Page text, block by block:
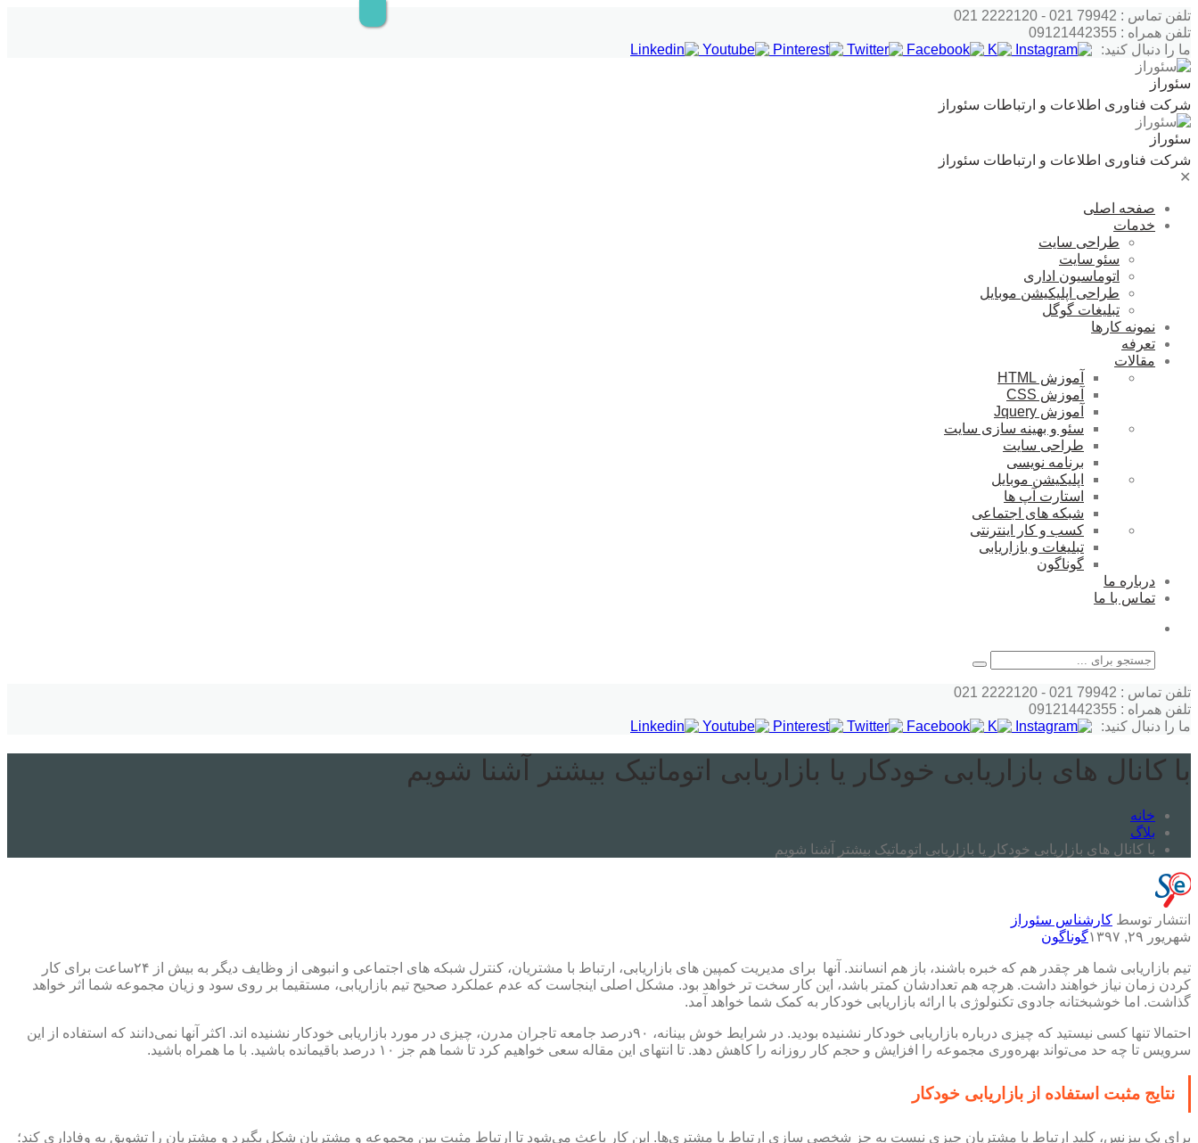
پرش
به
محتوا
تلفن تماس : 79942 021 - 2222120 021
تلفن همراه : 09121442355
ما را دنبال کنید:
سئوراز
شرکت فناوری اطلاعات و ارتباطات سئوراز
سئوراز
شرکت فناوری اطلاعات و ارتباطات سئوراز
✕
صفحه اصلی
خدمات
طراحی سایت
سئو سایت
اتوماسیون اداری
طراحی اپلیکیشن موبایل
تبلیغات گوگل
نمونه کارها
تعرفه
مقالات
آموزش HTML
آموزش CSS
آموزش Jquery
سئو و بهینه سازی سایت
طراحی سایت
برنامه نویسی
اپلیکیشن موبایل
استارت آپ ها
شبکه های اجتماعی
کسب و کار اینترنتی
تبلیغات و بازاریابی
گوناگون
درباره ما
تماس با ما
جستجو
تلفن تماس : 79942 021 - 2222120 021
تلفن همراه : 09121442355
ما را دنبال کنید:
با کانال های بازاریابی خودکار یا بازاریابی اتوماتیک بیشتر آشنا شویم
خانه
بلاگ
با کانال های بازاریابی خودکار یا بازاریابی اتوماتیک بیشتر آشنا شویم
انتشار توسط کارشناس سئوراز
شهریور ۲۹, ۱۳۹۷
گوناگون
تیم بازاریابی شما هر چقدر هم که خبره باشند، باز هم انسانند. آنها برای مدیریت کمپین های بازاریابی، ارتباط با مشتریان، کنترل شبکه های اجتماعی و انبوهی از وظایف دیگر به بیش از ۲۴ساعت برای کار
کردن زمان نیاز خواهند داشت. هرچه هم تعدادشان کمتر باشد، این کار سخت تر خواهد بود. مشکل اصلی اینجاست که عدم عملکرد صحیح تیم بازاریابی، مستقیما بر روی سود و زیان مجموعه شما اثر خواهد
گذاشت. اما خوشبختانه جادوی تکنولوژی با ارائه بازاریابی خودکار به کمک شما خواهد آمد.
احتمالا تنها کسی نیستید که چیزی درباره بازاریابی خودکار نشنیده بودید. در شرایط خوش بینانه، ۹۰درصد جامعه تاجران مدرن، چیزی در مورد بازاریابی خودکار نشنیده اند. اکثر آنها نمی‌دانند که استفاده از این
سرویس تا چه حد می‌تواند بهره‌وری مجموعه را افزایش و حجم کار روزانه را کاهش دهد. تا انتهای این مقاله سعی خواهیم کرد تا شما هم جز ۱۰ درصد باقیمانده باشید. با ما همراه باشید.
نتایج مثبت استفاده از بازاریابی خودکار
برای یک بیزنس، کلید ارتباط با مشتریان چیزی نیست به جز شخصی سازی ارتباط با مشتری‌ها. این کار باعث می‌شود تا ارتباط مثبت بین مجموعه و مشتریان شکل بگیرد و مشتریان را تشویق به وفاداری کند؛